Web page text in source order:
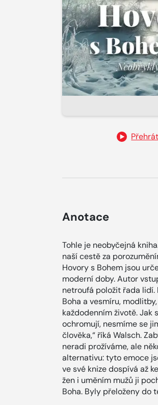
Anotace
Tohle je neobyčejná
naší cestě za
Hovory s Bohem jsou
moderní doby. Autor
netroufá položit řada lidí.
Boha a vesmíru,
každodenním životě. Jak
ochromují, nesmíme se
člověka,“ říká Walsch.
neradi prožíváme, ale
alternativu: tyto emoce
ve své knize dospívá až
žen i uměním mužů ji
Boha. Byly přeloženy do